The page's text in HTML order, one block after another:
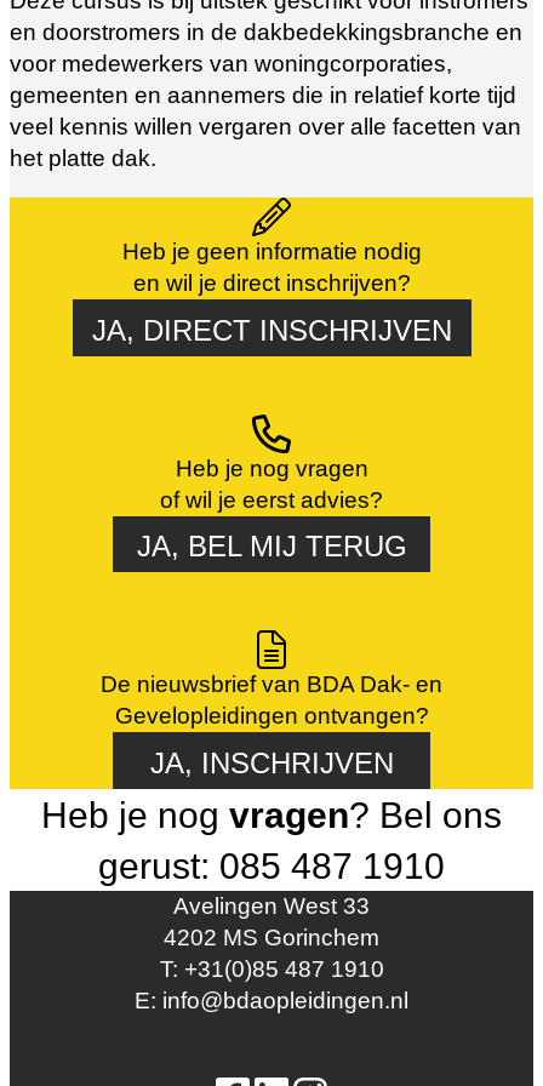
en doorstromers in de dakbedekkingsbranche en
voor medewerkers van woningcorporaties,
gemeenten en aannemers die in relatief korte tijd
veel kennis willen vergaren over alle facetten van
het platte dak.
Heb je geen informatie nodig
en wil je direct inschrijven?
JA, DIRECT INSCHRIJVEN
Heb je nog vragen
of wil je eerst advies?
JA, BEL MIJ TERUG
De nieuwsbrief van BDA Dak- en
Gevelopleidingen ontvangen?
JA, INSCHRIJVEN
Heb je nog vragen? Bel ons
gerust: 085 487 1910
Avelingen West 33
4202 MS Gorinchem
T: +31(0)85 487 1910
E: info@bdaopleidingen.nl